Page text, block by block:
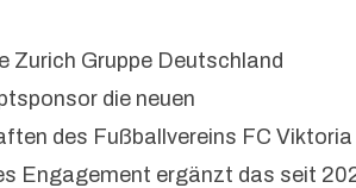
Zurich Gruppe Deutschland
die neuen
des Fußballvereins FC Viktoria
Engagement ergänzt das seit